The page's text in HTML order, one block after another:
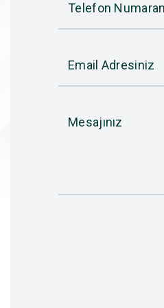
Telefon
Email Adresiniz
Mesajınız